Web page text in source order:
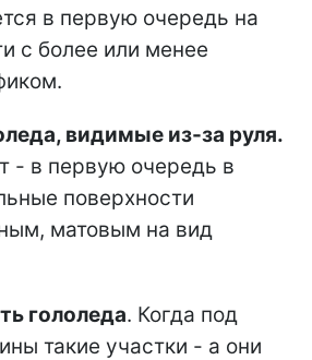
в первую очередь на
с более или менее
видимые из-за руля.
- в первую очередь в
поверхности
матовым на вид
гололеда. Когда под
такие участки - а они